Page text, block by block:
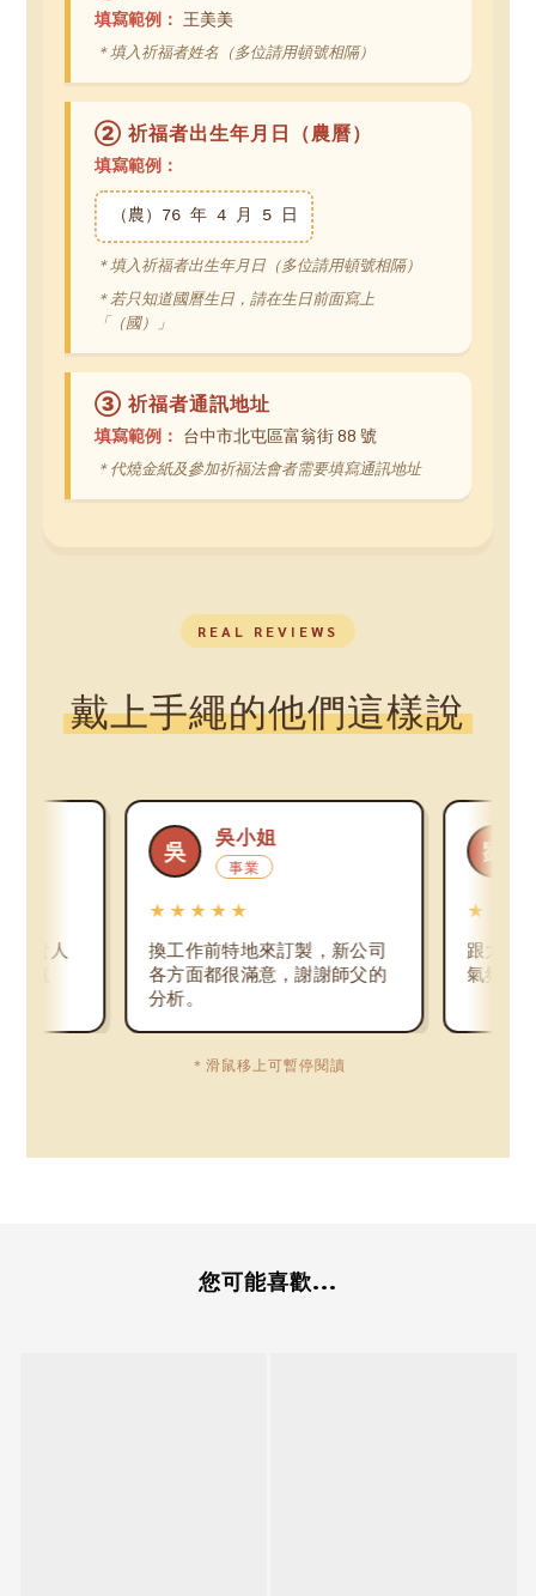
填寫範例： 王美美
＊填入祈福者姓名（多位請用頓號相隔）
② 祈福者出生年月日（農曆）
填寫範例：
（農）76 年 4 月 5 日
＊填入祈福者出生年月日（多位請用頓號相隔）
＊若只知道國曆生日，請在生日前面寫上
「（國）」
③ 祈福者通訊地址
填寫範例： 台中市北屯區富翁街 88 號
＊代燒金紙及參加祈福法會者需要填寫通訊地址
REAL REVIEWS
戴上手繩的他們這樣說
特地來訂製，新公司
很滿意，謝謝師父的
跟太太的關係緩和很多，家裡
氣氛比以前融洽，很神奇。
＊滑鼠移上可暫停閱讀
您可能喜歡...